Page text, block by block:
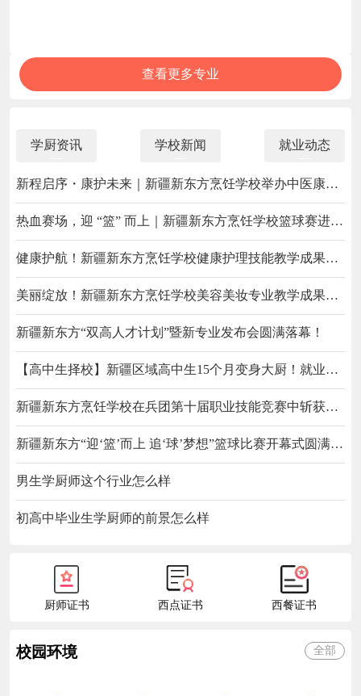
查看更多专业
学厨资讯 学校新闻 就业动态
新程启序・康护未来｜新疆新东方烹饪学校举办中医康复
理疗师班开幕仪式！
热血赛场，迎 “篮” 而上｜新疆新东方烹饪学校篮球赛进行
中！以技筑梦，乐享青春
健康护航！新疆新东方烹饪学校健康护理技能教学成果观
摩会圆满举办！
美丽绽放！新疆新东方烹饪学校美容美妆专业教学成果展
示会圆满落幕！
新疆新东方“双高人才计划”暨新专业发布会圆满落幕！
【高中生择校】新疆区域高中生15个月变身大厨！就业前
景广，市场需求大，薪资待遇好！
新疆新东方烹饪学校在兵团第十届职业技能竞赛中斩获殊
荣！
新疆新东方“迎‘篮’而上 追‘球’梦想”篮球比赛开幕式圆满举
办！
男生学厨师这个行业怎么样
初高中毕业生学厨师的前景怎么样
厨师证书 西点证书 西餐证书
校园环境 全部